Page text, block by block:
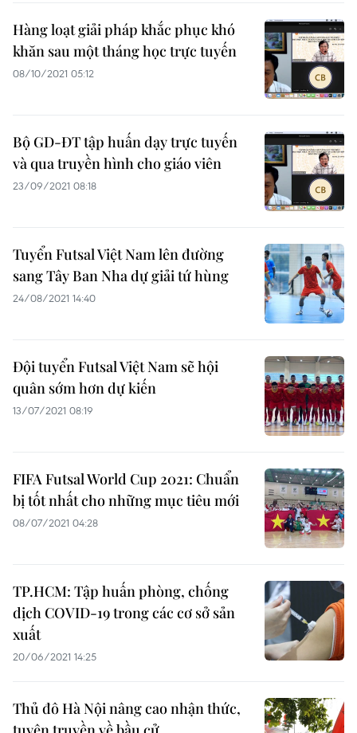
Hàng loạt giải pháp khắc phục khó
khăn sau một tháng học trực tuyến
08/10/2021 05:12
Bộ GD-ĐT tập huấn dạy trực tuyến
và qua truyền hình cho giáo viên
23/09/2021 08:18
Tuyển Futsal Việt Nam lên đường
sang Tây Ban Nha dự giải tứ hùng
24/08/2021 14:40
Đội tuyển Futsal Việt Nam sẽ hội
quân sớm hơn dự kiến
13/07/2021 08:19
FIFA Futsal World Cup 2021: Chuẩn
bị tốt nhất cho những mục tiêu mới
08/07/2021 04:28
TP.HCM: Tập huấn phòng, chống
dịch COVID-19 trong các cơ sở sản
xuất
20/06/2021 14:25
Thủ đô Hà Nội nâng cao nhận thức,